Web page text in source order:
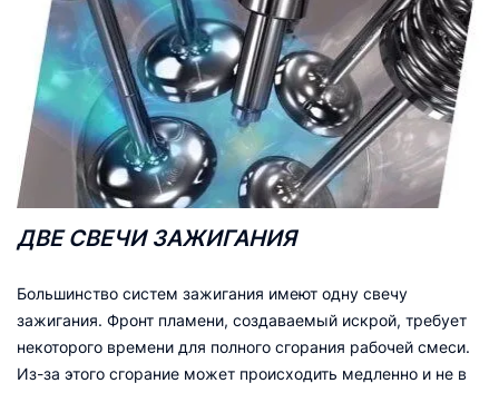
ДВЕ СВЕЧИ ЗАЖИГАНИЯ
Большинство систем зажигания имеют одну свечу
зажигания. Фронт пламени, создаваемый искрой, требует
некоторого времени для полного сгорания рабочей смеси.
Из-за этого сгорание может происходить медленно и не в